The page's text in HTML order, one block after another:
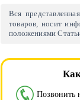
Вся
товаров, носит
положениями
Позвонить